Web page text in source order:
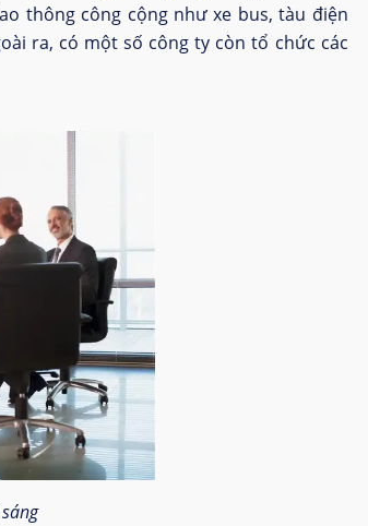
thông công cộng như xe bus, tàu điện
ra, có một số công ty còn tổ chức các